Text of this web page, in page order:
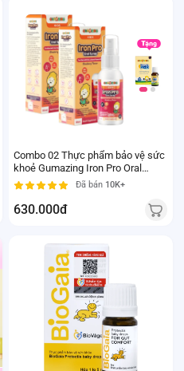
Combo 02 Thực phẩm bảo vệ sức
khoẻ Gumazing Iron Pro Oral
Spray 50ml
Đã bán 10K+
630.000đ